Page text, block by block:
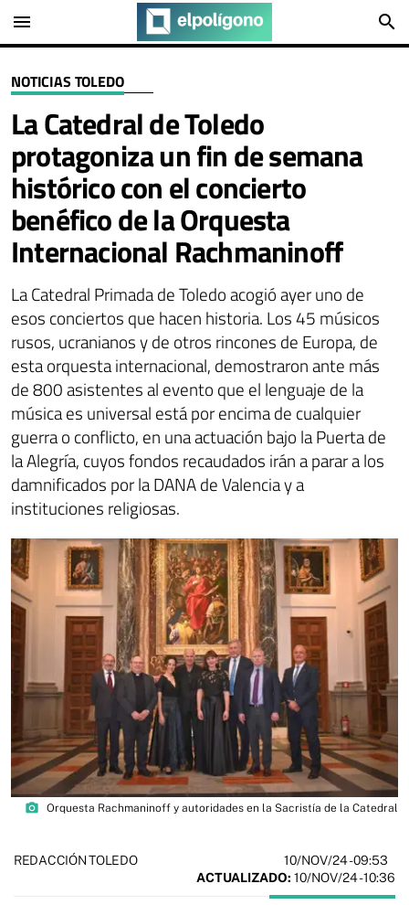
menu search
NOTICIAS TOLEDO
La Catedral de Toledo
protagoniza un fin de semana
histórico con el concierto
benéfico de la Orquesta
Internacional Rachmaninoff
La Catedral Primada de Toledo acogió ayer uno de
esos conciertos que hacen historia. Los 45 músicos
rusos, ucranianos y de otros rincones de Europa, de
esta orquesta internacional, demostraron ante más
de 800 asistentes al evento que el lenguaje de la
música es universal está por encima de cualquier
guerra o conflicto, en una actuación bajo la Puerta de
la Alegría, cuyos fondos recaudados irán a parar a los
damnificados por la DANA de Valencia y a
instituciones religiosas.
photo_camera Orquesta Rachmaninoff y autoridades en la Sacristía de la Catedral
REDACCIÓN TOLEDO 10/NOV/24- 09:53
ACTUALIZADO: 10/NOV/24 - 10:36